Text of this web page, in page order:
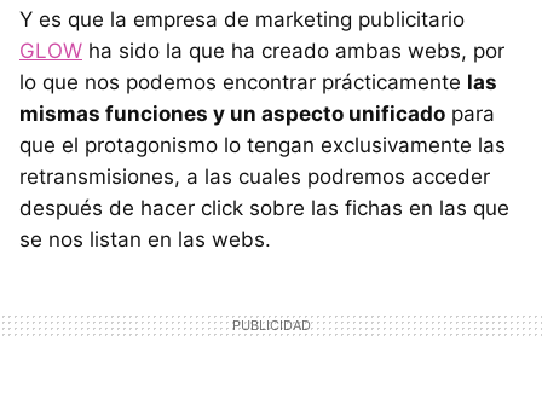
Y es que la empresa de marketing publicitario
GLOW ha sido la que ha creado ambas webs, por
lo que nos podemos encontrar prácticamente las
mismas funciones y un aspecto unificado para
que el protagonismo lo tengan exclusivamente las
retransmisiones, a las cuales podremos acceder
después de hacer click sobre las fichas en las que
se nos listan en las webs.